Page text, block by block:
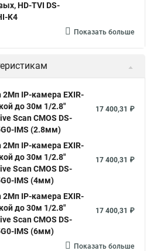
Видеокамеры hikvision ds
Камера Hikvision ds 2ce16d8t
ip camera
Hikvision купольная
Hikvision поворотная
HD-TVI DS-
K4
Показать больше
2Мп IP-камера EXIR-
до 30м 1/2.8"
Scan CMOS DS-
IMS (2.8мм)
17 400,31 ₽
2Мп IP-камера EXIR-
до 30м 1/2.8"
Scan CMOS DS-
IMS (4мм)
17 400,31 ₽
2Мп IP-камера EXIR-
до 30м 1/2.8"
Scan CMOS DS-
IMS (6мм)
17 400,31 ₽
Показать больше